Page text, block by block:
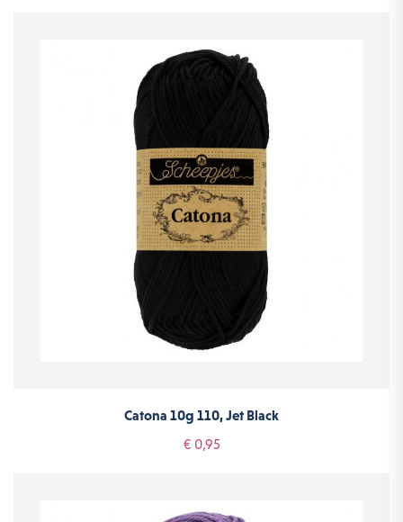
Catona 10g 110, Jet Black
€ 0,95